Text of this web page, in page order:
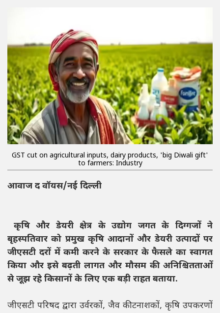
GST cut on agricultural inputs, dairy products, 'big Diwali gift'
to farmers: Industry
आवाज द वॉयस/नई दिल्ली
कृषि और डेयरी क्षेत्र के उद्योग जगत के दिग्गजों ने
बृहस्पतिवार को प्रमुख कृषि आदानों और डेयरी उत्पादों पर
जीएसटी दरों में कमी करने के सरकार के फैसले का स्वागत
किया और इसे बढ़ती लागत और मौसम की अनिश्चितताओं
से जूझ रहे किसानों के लिए एक बड़ी राहत बताया.
जीएसटी परिषद द्वारा उर्वरकों, जैव कीटनाशकों, कृषि उपकरणों